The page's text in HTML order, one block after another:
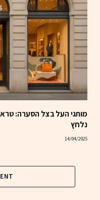
מותגי העל בצל הסערה:
נלחץ
14/04/2025